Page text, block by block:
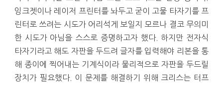
잉크젯이나 레이저 프린터를 놔두고 굳이 고물 타자기를 프
린터로 쓰려는 시도가 어리석게 보일지 모르나 결코 무의미
한 시도가 아님을 스스로 증명하고자 했다. 하지만 전자식
타자기라고 해도 자판을 두드려 글자를 입력해야 리본을 통
해 종이에 찍어내는 기계식이라 물리적으로 자판을 두드릴
장치가 필요했다. 이 문제를 해결하기 위해 크리스는 터프